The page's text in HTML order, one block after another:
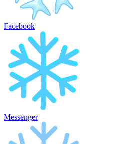
Facebook
Messenger